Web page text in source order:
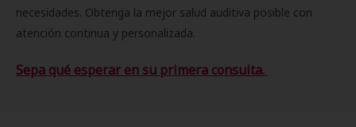
necesidades. Obtenga la mejor salud auditiva posible con
atención continua y personalizada.
Sepa qué esperar en su primera consulta.